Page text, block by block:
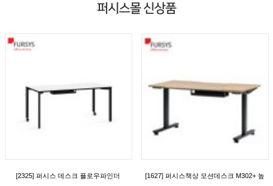
퍼시스몰 신상품
[2325] 퍼시스 데스크 플로우파인더
[1627] 퍼시스책상 모션데스크 M302+ 높